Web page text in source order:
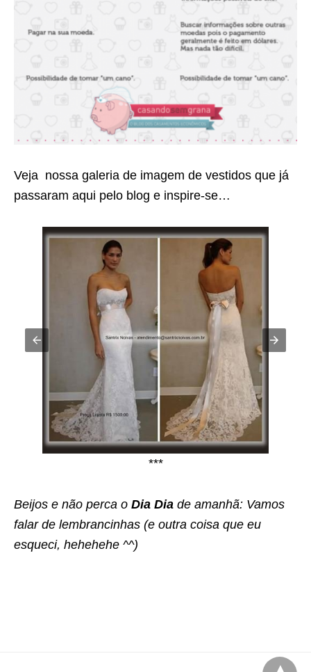
Veja nossa galeria de imagem de vestidos que já
passaram aqui pelo blog e inspire-se…
***
Beijos e não perca o Dia Dia de amanhã: Vamos
falar de lembrancinhas (e outra coisa que eu
esqueci, hehehehe ^^)